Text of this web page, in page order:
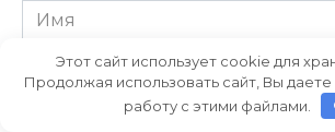
Имя
*
EmailЭтот сайт использует cookie для
Продолжая использовать сайт, Вы даете
работу с этими файлами.